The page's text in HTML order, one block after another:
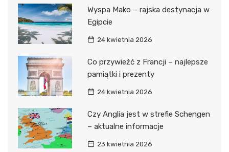
Wyspa Mako – rajska destynacja w
Egipcie
24 kwietnia 2026
Co przywieźć z Francji – najlepsze
pamiątki i prezenty
24 kwietnia 2026
Czy Anglia jest w strefie Schengen
– aktualne informacje
23 kwietnia 2026